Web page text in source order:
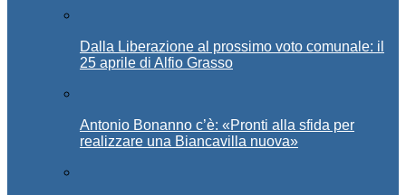
Dalla Liberazione al prossimo voto comunale: il
25 aprile di Alfio Grasso
Antonio Bonanno c’è: «Pronti alla sfida per
realizzare una Biancavilla nuova»